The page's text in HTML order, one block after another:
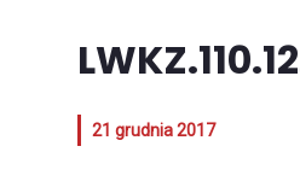
21 grudnia 2017